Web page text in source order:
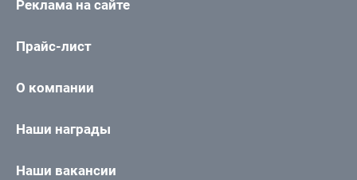
Реклама на сайте
Прайс-лист
О компании
Наши награды
Наши вакансии